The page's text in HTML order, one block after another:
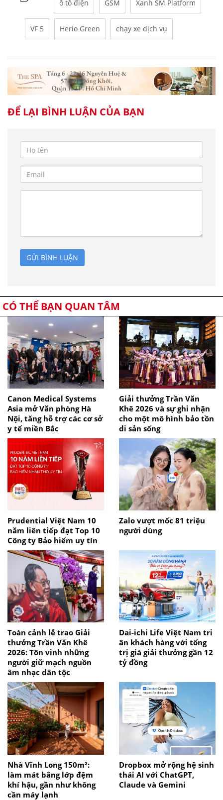
ô tô điện GSM Xanh SM Platform
VF 5 Herio Green chạy xe dịch vụ
ĐỂ LẠI BÌNH LUẬN CỦA BẠN
GỬI BÌNH LUẬN
CÓ THỂ BẠN QUAN TÂM
Canon Medical Systems
Asia mở Văn phòng Hà
Nội, tăng hỗ trợ các cơ sở
y tế miền Bắc
Giải thưởng Trần Văn
Khê 2026 và sự ghi nhận
cho một mô hình bảo tồn
di sản sống
Prudential Việt Nam 10
năm liên tiếp đạt Top 10
Công ty Bảo hiểm uy tín
Zalo vượt mốc 81 triệu
người dùng
Toàn cảnh lễ trao Giải
thưởng Trần Văn Khê
2026: Tôn vinh những
người giữ mạch nguồn
âm nhạc dân tộc
Dai-ichi Life Việt Nam tri
ân khách hàng với tổng
trị giá giải thưởng gần 12
tỷ đồng
Nhà Vĩnh Long 150m²:
làm mát bằng lớp đệm
khí hậu, gần như không
cần máy lạnh
Dropbox mở rộng hệ sinh
thái AI với ChatGPT,
Claude và Gemini